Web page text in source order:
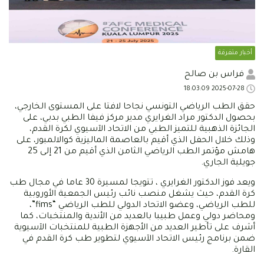
أخبار متفرقة
فراس بن صالح
حقق الطب الرياضي التونسي نجاحا لافتا على المستوى الخارجي،
بحصول الدكتور مراد الغرايري مدير مركز فيفا الطبي بدبي، على
الجائزة الذهبية للتميز الطبي من الاتحاد الآسيوي لكرة القدم،
وذلك خلال الحفل الذي أقيم بالعاصمة الماليزية كوالالمبور، على
هامش مؤتمر الطب الرياضي الثامن الذي أقيم من 21 إلى 25
جويلية الجاري.
ويعد فوز الدكتور الغرايري ، تتويجا لمسيرة 30 عاما في مجال طب
كرة القدم، حيث يشغل منصب نائب رئيس الجمعية الأوروبية
للطب الرياضي، وعضو الاتحاد الدولي للطب الرياضي “fims”،
ومحاضر دولي وعمل طبيبا بالعديد من الأندية والمنتخبات، كما
أشرف على تأطير العديد من الأجهزة الطبية للمنتخبات الآسيوية
ضمن برنامج رئيس الاتحاد الآسيوي لتطوير طب كرة القدم في
القارة.